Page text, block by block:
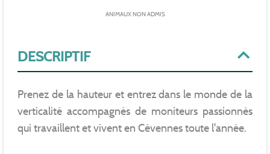
DESCRIPTIF
Prenez de la hauteur et entrez dans le monde de la
verticalité accompagnés de moniteurs passionnés
qui travaillent et vivent en Cévennes toute l'année.
ANIMAUX NON ADMIS